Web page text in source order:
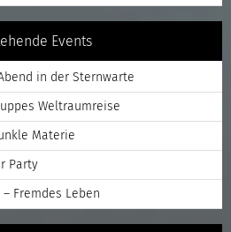
Events
in der Sternwarte
Weltraumreise
Materie
Party
Fremdes Leben